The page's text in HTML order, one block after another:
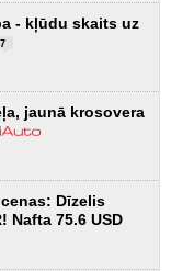
- kļūdu skaits uz
7
jaunā krosovera
Dīzelis
Nafta 75.6 USD